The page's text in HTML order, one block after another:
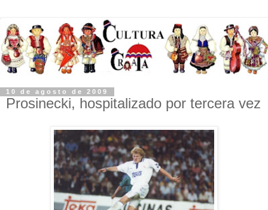
10 de agosto de 2009
Prosinecki, hospitalizado por tercera vez